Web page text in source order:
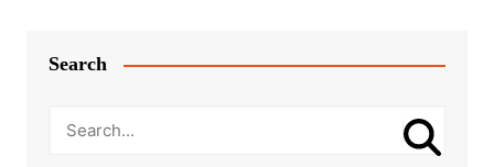
Search